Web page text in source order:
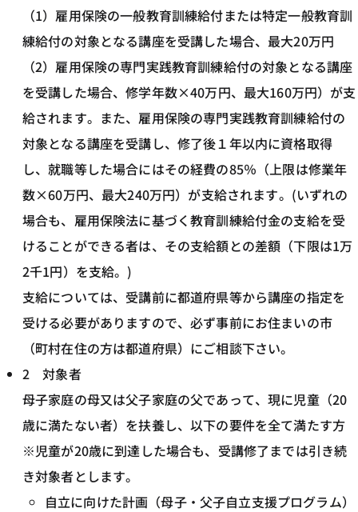
（1）雇用保険の一般教育訓練給付または特定一般教育訓
練給付の対象となる講座を受講した場合、最大20万円
（2）雇用保険の専門実践教育訓練給付の対象となる講座
を受講した場合、修学年数×40万円、最大160万円）が支
給されます。また、雇用保険の専門実践教育訓練給付の
対象となる講座を受講し、修了後１年以内に資格取得
し、就職等した場合にはその経費の85％（上限は修業年
数×60万円、最大240万円）が支給されます。(いずれの
場合も、雇用保険法に基づく教育訓練給付金の支給を受
けることができる者は、その支給額との差額（下限は1万
2千1円）を支給。)
支給については、受講前に都道府県等から講座の指定を
受ける必要がありますので、必ず事前にお住まいの市
（町村在住の方は都道府県）にご相談下さい。
2 対象者
母子家庭の母又は父子家庭の父であって、現に児童（20
歳に満たない者）を扶養し、以下の要件を全て満たす方
※児童が20歳に到達した場合も、受講修了までは引き続
き対象者とします。
自立に向けた計画（母子・父子自立支援プログラム）